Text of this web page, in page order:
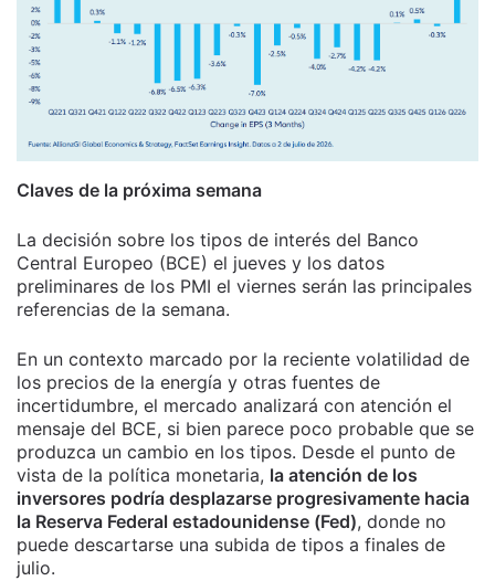
Claves de la próxima semana
La decisión sobre los tipos de interés del Banco
Central Europeo (BCE) el jueves y los datos
preliminares de los PMI el viernes serán las principales
referencias de la semana.
En un contexto marcado por la reciente volatilidad de
los precios de la energía y otras fuentes de
incertidumbre, el mercado analizará con atención el
mensaje del BCE, si bien parece poco probable que se
produzca un cambio en los tipos. Desde el punto de
vista de la política monetaria, la atención de los
inversores podría desplazarse progresivamente hacia
la Reserva Federal estadounidense (Fed), donde no
puede descartarse una subida de tipos a finales de
julio.